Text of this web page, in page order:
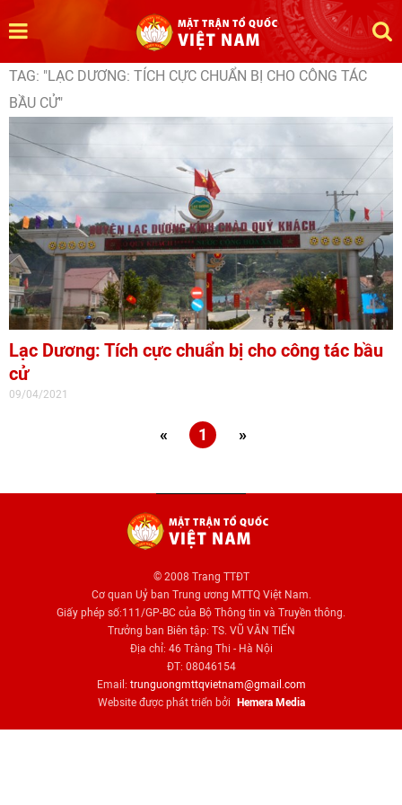
TAG: "LẠC DƯƠNG: TÍCH CỰC CHUẨN BỊ CHO CÔNG TÁC
BẦU CỬ"
Lạc Dương: Tích cực chuẩn bị cho công tác bầu
cử
09/04/2021
« 1 »
© 2008 Trang TTĐT
Cơ quan Uỷ ban Trung ương MTTQ Việt Nam.
Giấy phép số:111/GP-BC của Bộ Thông tin và Truyền thông.
Trưởng ban Biên tập: TS. VŨ VĂN TIẾN
Địa chỉ: 46 Tràng Thi - Hà Nội
ĐT: 08046154
Email: trunguongmttqvietnam@gmail.com
Website được phát triển bởi
Hemera Media